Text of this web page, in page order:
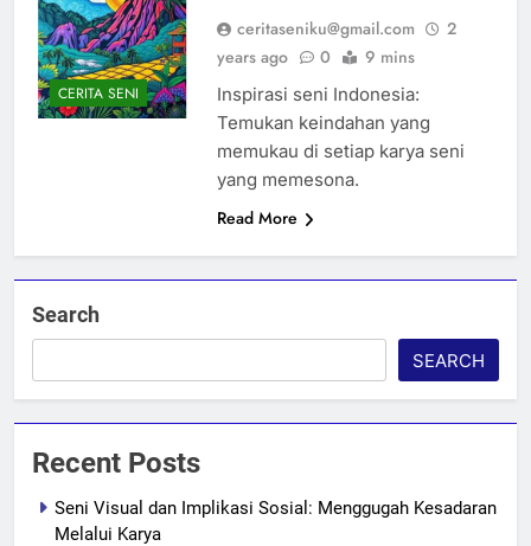
CERITA SENI
ceritaseniku@gmail.com
2
years ago
0 9 mins
Inspirasi seni Indonesia:
Temukan keindahan yang
memukau di setiap karya seni
yang memesona.
Read More
Search
SEARCH
Recent Posts
Seni Visual dan Implikasi Sosial: Menggugah Kesadaran
Melalui Karya